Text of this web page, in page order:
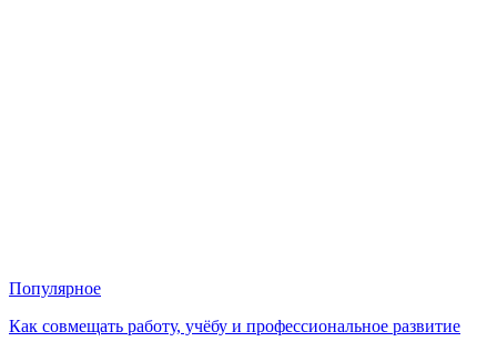
Популярное
Как совмещать работу, учёбу и профессиональное развитие